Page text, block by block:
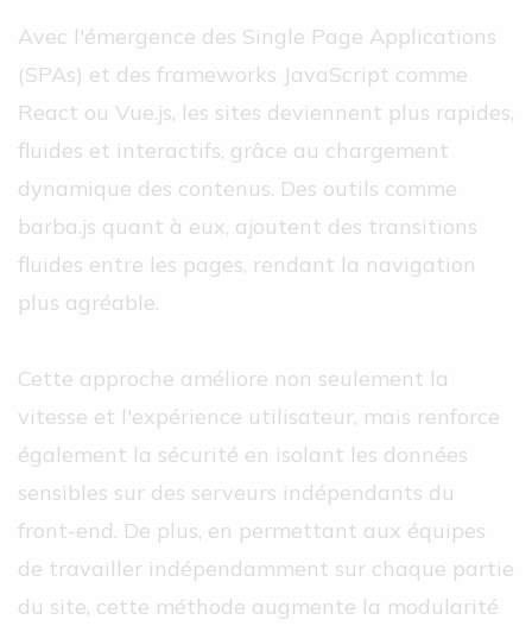
Avec l'émergence des Single Page Applications
(SPAs) et des frameworks JavaScript comme
React ou Vue.js, les sites deviennent plus rapides,
fluides et interactifs, grâce au chargement
dynamique des contenus. Des outils comme
barba.js quant à eux, ajoutent des transitions
fluides entre les pages, rendant la navigation
plus agréable.
Cette approche améliore non seulement la
vitesse et l'expérience utilisateur, mais renforce
également la sécurité en isolant les données
sensibles sur des serveurs indépendants du
front-end. De plus, en permettant aux équipes
de travailler indépendamment sur chaque partie
du site, cette méthode augmente la modularité